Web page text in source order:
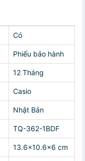
Có
Phiếu bảo hành
12 Tháng
Casio
Nhật Bản
TQ-362-1BDF
13.6×10.6×6 cm